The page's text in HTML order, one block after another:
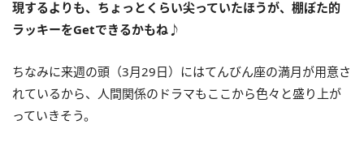
現するよりも、ちょっとくらい尖っていたほうが、棚ぼた的
ラッキーをGetできるかもね♪
ちなみに来週の頭（3月29日）にはてんびん座の満月が用意さ
れているから、人間関係のドラマもここから色々と盛り上が
っていきそう。